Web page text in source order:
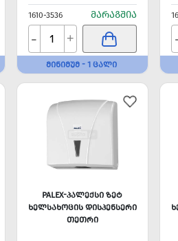
1610-3536 ᲛᲐᲠᲐᲒᲨᲘᲐ
- +
ᲛᲘᲜᲘᲛᲣᲛ - 1 ᲪᲐᲚᲘ
PALEX-ᲞᲐᲚᲔᲥᲡᲘ ᲖᲔᲢ
ᲮᲔᲚᲡᲐᲮᲝᲪᲘᲡ ᲓᲘᲡᲞᲔᲜᲡᲔᲠᲘ
ᲗᲔᲗᲠᲘ